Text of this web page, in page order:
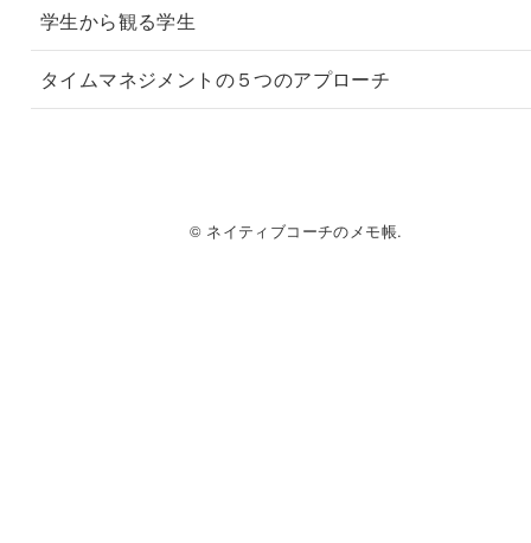
学生から観る学生
タイムマネジメントの５つのアプローチ
© ネイティブコーチのメモ帳.